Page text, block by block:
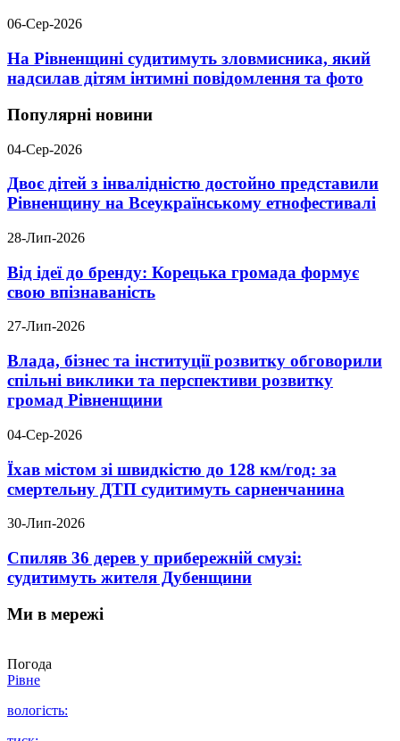
06-Сер-2026
На Рівненщині судитимуть зловмисника, який
надсилав дітям інтимні повідомлення та фото
Популярні новини
04-Сер-2026
Двоє дітей з інвалідністю достойно представили
Рівненщину на Всеукраїнському етнофестивалі
28-Лип-2026
Від ідеї до бренду: Корецька громада формує
свою впізнаваність
27-Лип-2026
Влада, бізнес та інституції розвитку обговорили
спільні виклики та перспективи розвитку
громад Рівненщини
04-Сер-2026
Їхав містом зі швидкістю до 128 км/год: за
смертельну ДТП судитимуть сарненчанина
30-Лип-2026
Спиляв 36 дерев у прибережній смузі:
судитимуть жителя Дубенщини
Ми в мережі
Погода
Рівне
вологість: